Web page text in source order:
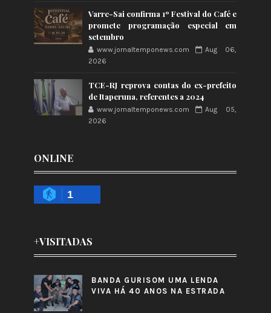
Varre-Sai confirma 1º Festival do Café e
promete programação especial em
setembro
www.jornaltemponews.com
Aug 06,
2026
TCE-RJ reprova contas do ex-prefeito
de Itaperuna, referentes a 2024
www.jornaltemponews.com
Aug 05,
2026
ONLINE
1
+VISITADAS
BANDA GURISOM UMA LENDA
VIVA HÁ 40 ANOS NA ESTRADA